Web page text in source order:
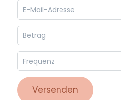
Versenden